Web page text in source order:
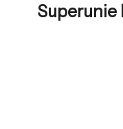
Superunie